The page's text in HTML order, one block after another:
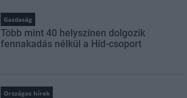
Gazdaság
Több mint 40 helyszínen dolgozik
fennakadás nélkül a Híd-csoport
Országos hírek